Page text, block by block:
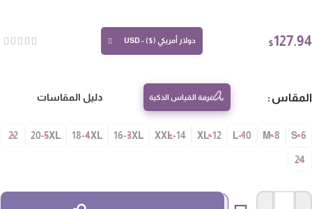
$ دولار أمريكي ($) - USD
غرفة القياس الذكية دليل المقاسات
S-
10-L
12-XL
14-XXL
16-3XL
18-4XL
20-5XL
22
24